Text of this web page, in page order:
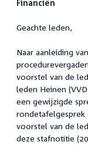
Financiën
Geachte leden,
Naar aanleiding
voorstel van de
leden Heinen
een gewijzigde
rondetafelgesprek
voorstel van de
deze stafnotitie